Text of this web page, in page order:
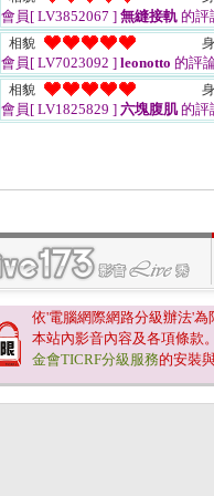
會員[ LV3852067 ] 無縫接軌 的評
相貌
會員[ LV7023092 ] leonotto 的評
相貌
會員[ LV1825829 ] 六塊腹肌的評
依'電腦網際網路分級辦法'
本站內影音內容及各項條款
金會TICRF分級服務的安裝